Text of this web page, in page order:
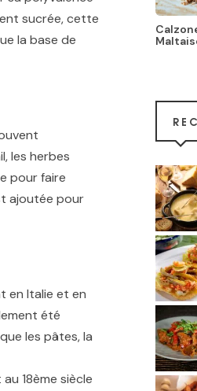
sucrée, cette
la base de
les herbes
pour faire
ajoutée pour
en Italie et en
été
les pâtes, la
18ème siècle